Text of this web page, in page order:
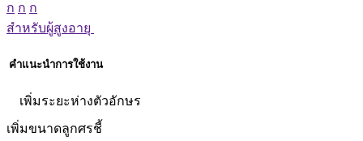
ก ก ก
สำหรับผู้สูงอายุ
คำแนะนำการใช้งาน
เพิ่มระยะห่างตัวอักษร
เพิ่มขนาดลูกศรชี้